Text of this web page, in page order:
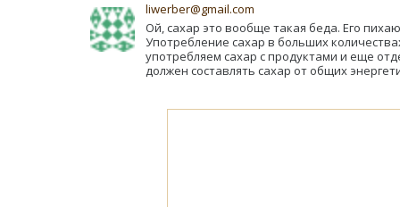
liwerber@gmail.com
Ой, сахар это вообще такая беда. Его
Употребление сахар в больших
употребляем сахар с продуктами и еще
должен составлять сахар от общих